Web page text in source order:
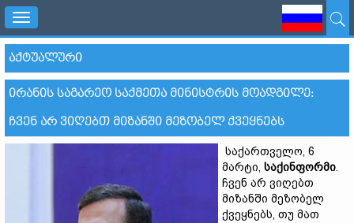
Toggle
navigation
ᲐᲥᲢᲣᲐᲚᲣᲠᲘ
ᲘᲠᲐᲜᲘᲡ ᲡᲐᲒᲐᲠᲔᲝ ᲡᲐᲥᲛᲔᲗᲐ ᲛᲘᲜᲘᲡᲢᲠᲘᲡ ᲛᲝᲐᲓᲒᲘᲚᲔ:
ᲩᲕᲔᲜ ᲐᲠ ᲕᲘᲦᲔᲑᲗ ᲛᲘᲖᲐᲜᲨᲘ ᲛᲔᲖᲝᲑᲔᲚ ᲥᲕᲔᲧᲜᲔᲑᲡ
საქართველო, 6
მარტი, საქინფორმი.
ჩვენ არ ვიღებთ
მიზანში მეზობელ
ქვეყნებს, თუ მათ